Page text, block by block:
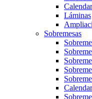
Láminas
Sobremesas